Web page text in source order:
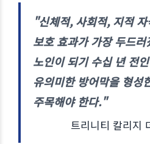
"신체적, 사회적, 지적
보호 효과가 가장 두드
노인이 되기 수십 년 전
유의미한 방어막을 형성
주목해야 한다."
트리니티 칼리지